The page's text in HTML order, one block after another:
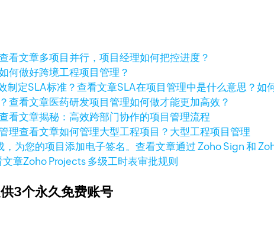
看文章多项目并行，项目经理如何把控进度？
何做好跨境工程项目管理？
查看文章SLA在项目管理中是什么意思？如
查看文章医药研发项目管理如何做才能更加高效？
看文章揭秘：高效跨部门协作的项目管理流程
查看文章如何管理大型工程项目？大型工程项目管理
查看文章通过 Zoho Sign 和
文章Zoho Projects 多级工时表审批规则
3个永久免费账号